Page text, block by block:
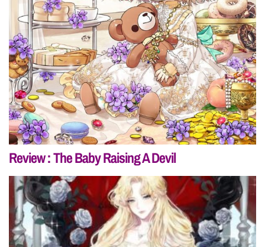
Review : The Baby Raising A Devil